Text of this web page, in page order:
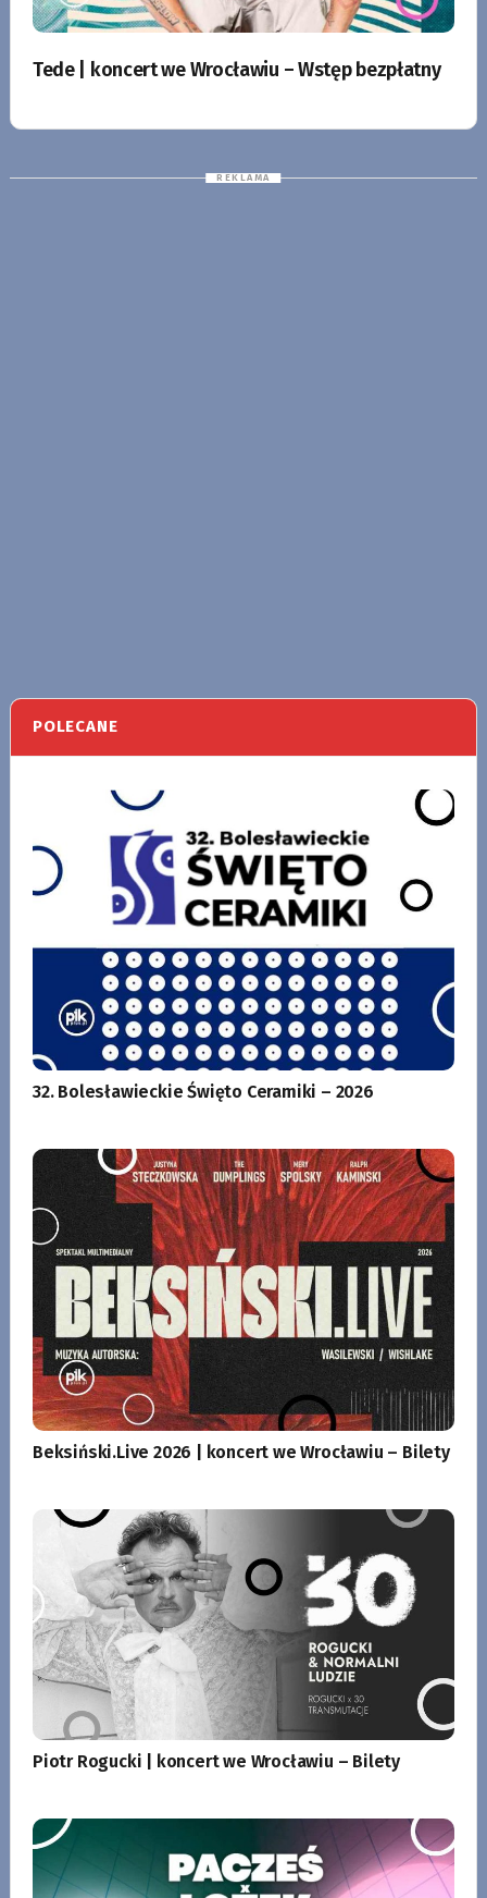
Tede | koncert we Wrocławiu – Wstęp bezpłatny
POLECANE
32. Bolesławieckie Święto Ceramiki – 2026
Beksiński.Live 2026 | koncert we Wrocławiu – Bilety
Piotr Rogucki | koncert we Wrocławiu – Bilety